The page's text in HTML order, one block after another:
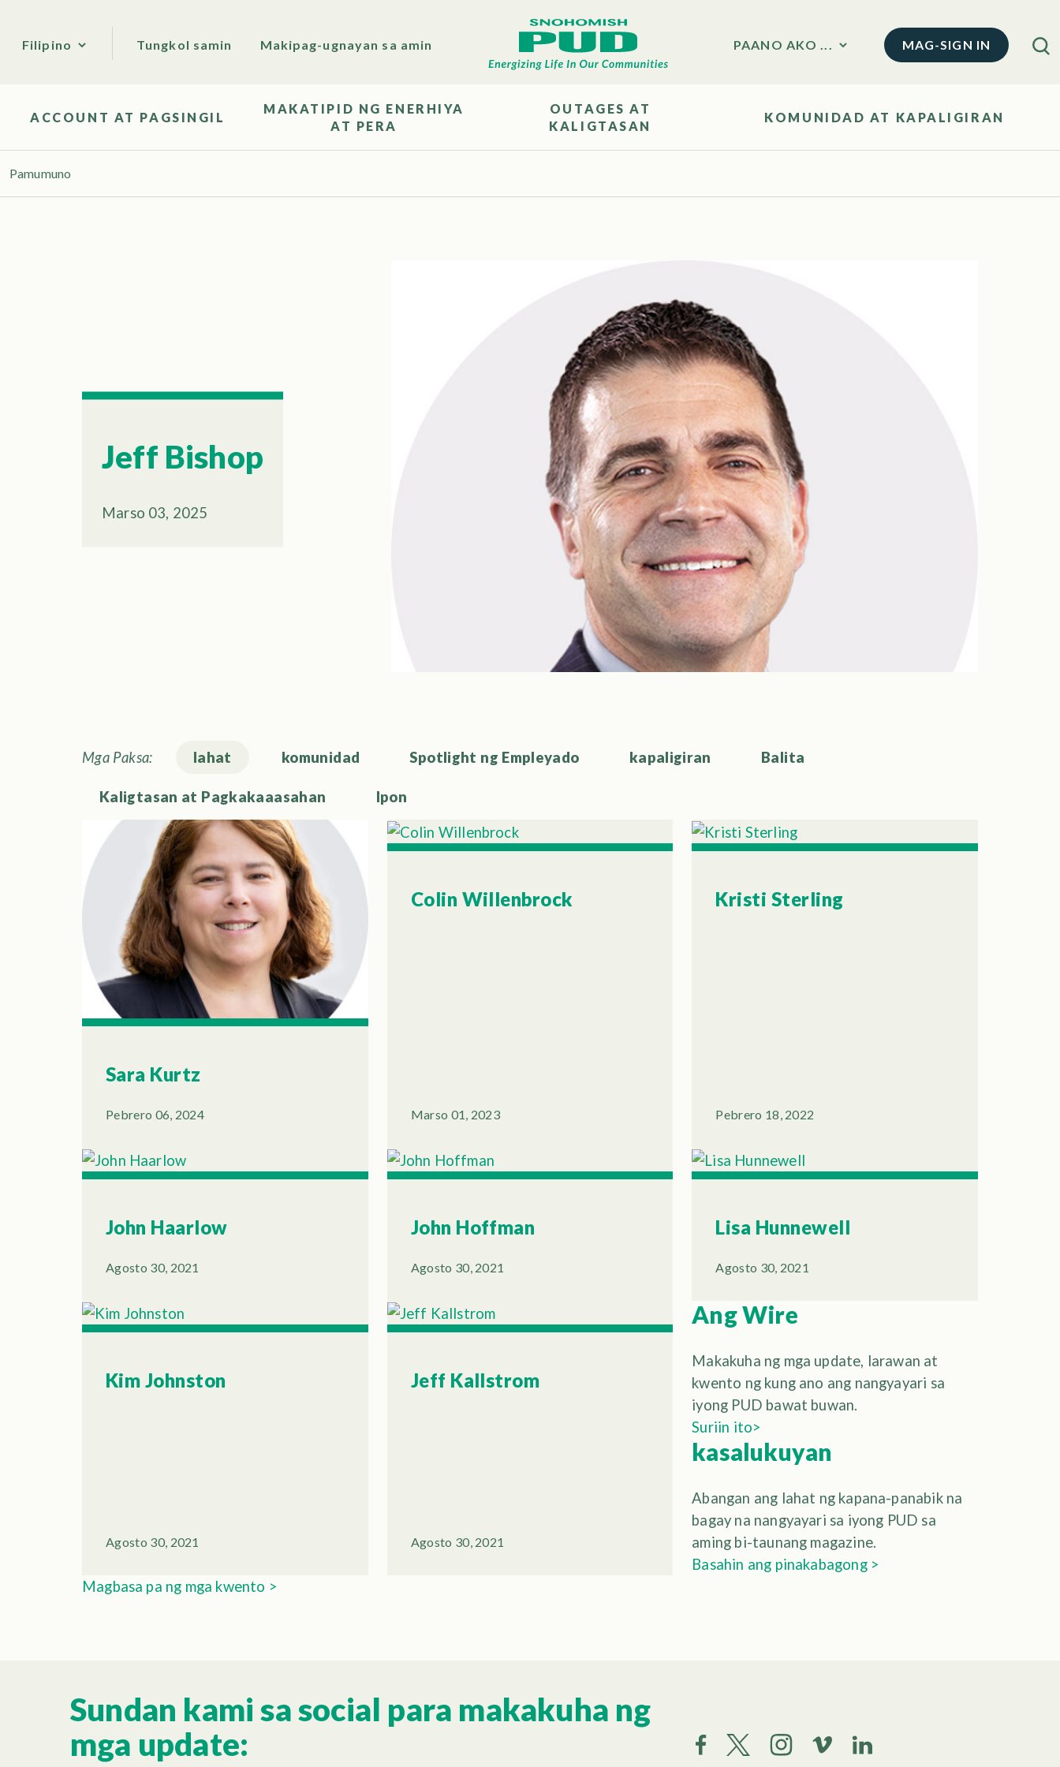
Filipino Tungkol samin Makipag-ugnayan sa amin PAANO AKO ... MAG-SIGN IN
ACCOUNT AT PAGSINGIL
MAKATIPID NG ENERHIYA
AT PERA
OUTAGES AT
KALIGTASAN
KOMUNIDAD AT KAPALIGIRAN
Pamumuno
Jeff Bishop
Marso 03, 2025
Mga Paksa: lahat komunidad Spotlight ng Empleyado kapaligiran Balita
Kaligtasan at Pagkakaaasahan Ipon
Sara Kurtz
Pebrero 06, 2024
Colin Willenbrock
Marso 01, 2023
Kristi Sterling
Pebrero 18, 2022
John Haarlow
Agosto 30, 2021
John Hoffman
Agosto 30, 2021
Lisa Hunnewell
Agosto 30, 2021
Kim Johnston
Agosto 30, 2021
Jeff Kallstrom
Agosto 30, 2021
Ang Wire
Makakuha ng mga update, larawan at
kwento ng kung ano ang nangyayari sa
iyong PUD bawat buwan.
Suriin ito>
kasalukuyan
Abangan ang lahat ng kapana-panabik na
bagay na nangyayari sa iyong PUD sa
aming bi-taunang magazine.
Basahin ang pinakabagong >
Magbasa pa ng mga kwento >
Sundan kami sa social para makakuha ng
mga update: